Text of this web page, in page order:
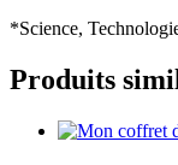
*Science,
Produits